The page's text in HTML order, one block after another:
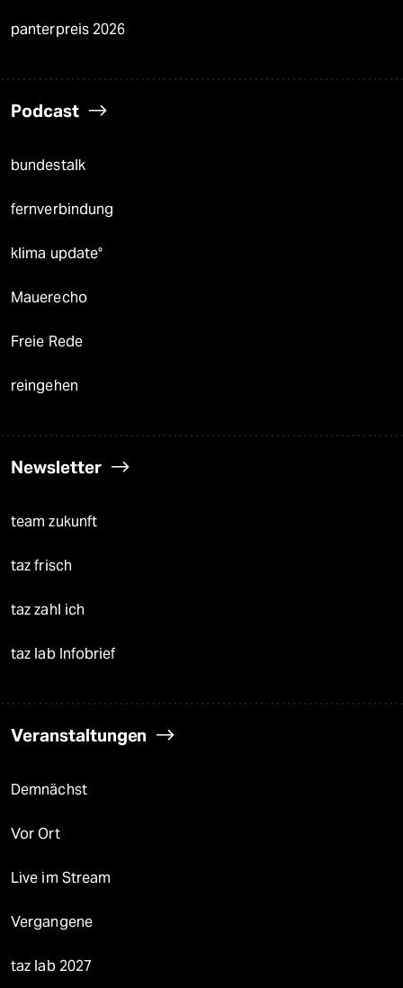
panterpreis 2026
Podcast
bundestalk
fernverbindung
klima update°
Mauerecho
Freie Rede
reingehen
Newsletter
team zukunft
taz frisch
taz zahl ich
taz lab Infobrief
Veranstaltungen
Demnächst
Vor Ort
Live im Stream
Vergangene
taz lab 2027